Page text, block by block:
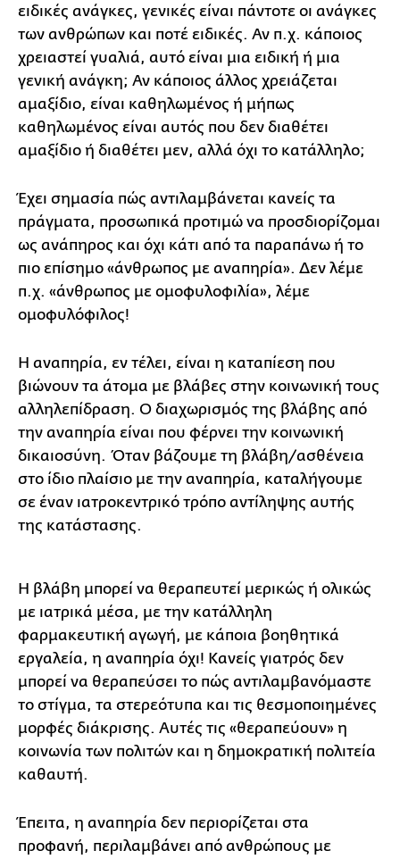
ειδικές ανάγκες, γενικές είναι πάντοτε οι ανάγκες
των ανθρώπων και ποτέ ειδικές. Αν π.χ. κάποιος
χρειαστεί γυαλιά, αυτό είναι μια ειδική ή μια
γενική ανάγκη; Αν κάποιος άλλος χρειάζεται
αμαξίδιο, είναι καθηλωμένος ή μήπως
καθηλωμένος είναι αυτός που δεν διαθέτει
αμαξίδιο ή διαθέτει μεν, αλλά όχι το κατάλληλο;
Έχει σημασία πώς αντιλαμβάνεται κανείς τα
πράγματα, προσωπικά προτιμώ να προσδιορίζομαι
ως ανάπηρος και όχι κάτι από τα παραπάνω ή το
πιο επίσημο «άνθρωπος με αναπηρία». Δεν λέμε
π.χ. «άνθρωπος με ομοφυλοφιλία», λέμε
ομοφυλόφιλος!
Η αναπηρία, εν τέλει, είναι η καταπίεση που
βιώνουν τα άτομα με βλάβες στην κοινωνική τους
αλληλεπίδραση. Ο διαχωρισμός της βλάβης από
την αναπηρία είναι που φέρνει την κοινωνική
δικαιοσύνη. Όταν βάζουμε τη βλάβη/ασθένεια
στο ίδιο πλαίσιο με την αναπηρία, καταλήγουμε
σε έναν ιατροκεντρικό τρόπο αντίληψης αυτής
της κατάστασης.
Η βλάβη μπορεί να θεραπευτεί μερικώς ή ολικώς
με ιατρικά μέσα, με την κατάλληλη
φαρμακευτική αγωγή, με κάποια βοηθητικά
εργαλεία, η αναπηρία όχι! Κανείς γιατρός δεν
μπορεί να θεραπεύσει το πώς αντιλαμβανόμαστε
το στίγμα, τα στερεότυπα και τις θεσμοποιημένες
μορφές διάκρισης. Αυτές τις «θεραπεύουν» η
κοινωνία των πολιτών και η δημοκρατική πολιτεία
καθαυτή.
Έπειτα, η αναπηρία δεν περιορίζεται στα
προφανή, περιλαμβάνει από ανθρώπους με